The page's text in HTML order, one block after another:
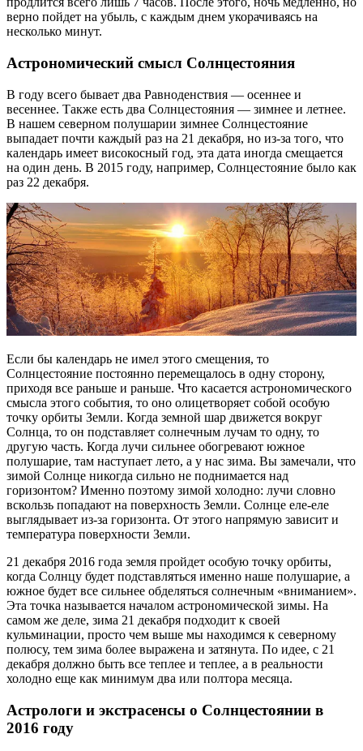
верно пойдет на убыль, с каждым днем укорачиваясь на
несколько минут.
Астрономический смысл Солнцестояния
В году всего бывает два Равноденствия — осеннее и
весеннее. Также есть два Солнцестояния — зимнее и летнее.
В нашем северном полушарии зимнее Солнцестояние
выпадает почти каждый раз на 21 декабря, но из-за того, что
календарь имеет високосный год, эта дата иногда смещается
на один день. В 2015 году, например, Солнцестояние было как
раз 22 декабря.
Если бы календарь не имел этого смещения, то
Солнцестояние постоянно перемещалось в одну сторону,
приходя все раньше и раньше. Что касается астрономического
смысла этого события, то оно олицетворяет собой особую
точку орбиты Земли. Когда земной шар движется вокруг
Солнца, то он подставляет солнечным лучам то одну, то
другую часть. Когда лучи сильнее обогревают южное
полушарие, там наступает лето, а у нас зима. Вы замечали, что
зимой Солнце никогда сильно не поднимается над
горизонтом? Именно поэтому зимой холодно: лучи словно
вскользь попадают на поверхность Земли. Солнце еле-еле
выглядывает из-за горизонта. От этого напрямую зависит и
температура поверхности Земли.
21 декабря 2016 года земля пройдет особую точку орбиты,
когда Солнцу будет подставляться именно наше полушарие, а
южное будет все сильнее обделяться солнечным «вниманием».
Эта точка называется началом астрономической зимы. На
самом же деле, зима 21 декабря подходит к своей
кульминации, просто чем выше мы находимся к северному
полюсу, тем зима более выражена и затянута. По идее, с 21
декабря должно быть все теплее и теплее, а в реальности
холодно еще как минимум два или полтора месяца.
Астрологи и экстрасенсы о Солнцестоянии в
2016 году